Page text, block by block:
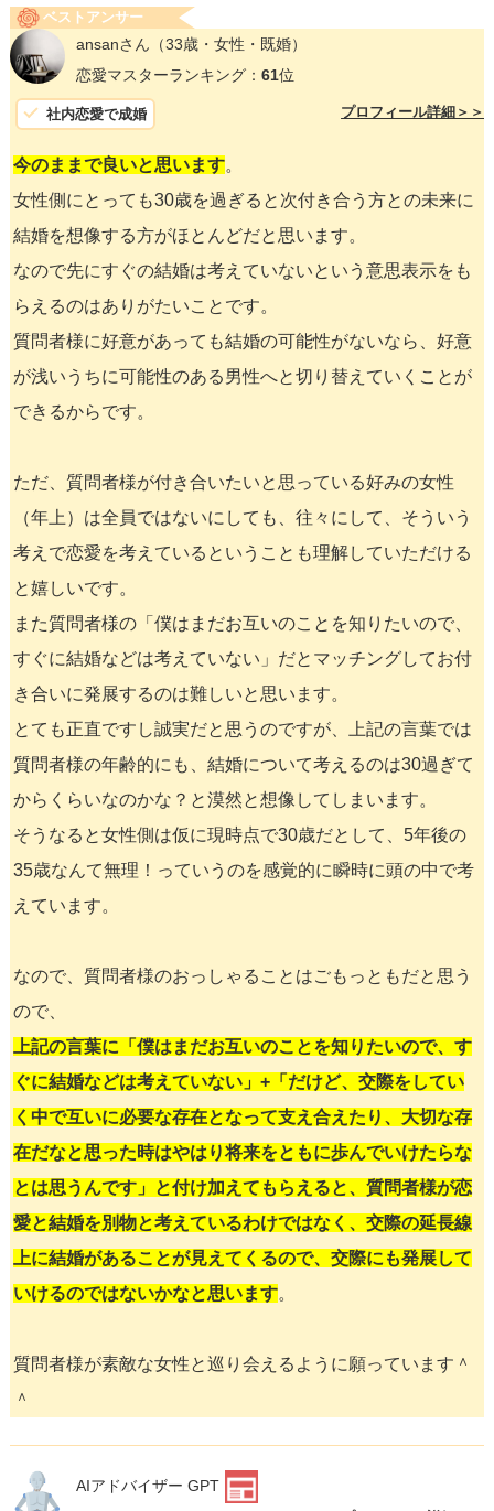
ベストアンサー
ansanさん （33歳・女性・既婚）
恋愛マスターランキング： 61位
社内恋愛で成婚 プロフィール詳細＞＞
今のままで良いと思います。
女性側にとっても30歳を過ぎると次付き合う方との未来に
結婚を想像する方がほとんどだと思います。
なので先にすぐの結婚は考えていないという意思表示をも
らえるのはありがたいことです。
質問者様に好意があっても結婚の可能性がないなら、好意
が浅いうちに可能性のある男性へと切り替えていくことが
できるからです。
ただ、質問者様が付き合いたいと思っている好みの女性
（年上）は全員ではないにしても、往々にして、そういう
考えで恋愛を考えているということも理解していただける
と嬉しいです。
また質問者様の「僕はまだお互いのことを知りたいので、
すぐに結婚などは考えていない」だとマッチングしてお付
き合いに発展するのは難しいと思います。
とても正直ですし誠実だと思うのですが、上記の言葉では
質問者様の年齢的にも、結婚について考えるのは30過ぎて
からくらいなのかな？と漠然と想像してしまいます。
そうなると女性側は仮に現時点で30歳だとして、5年後の
35歳なんて無理！っていうのを感覚的に瞬時に頭の中で考
えています。
なので、質問者様のおっしゃることはごもっともだと思う
ので、
上記の言葉に「僕はまだお互いのことを知りたいので、す
ぐに結婚などは考えていない」+「だけど、交際をしてい
く中で互いに必要な存在となって支え合えたり、大切な存
在だなと思った時はやはり将来をともに歩んでいけたらな
とは思うんです」と付け加えてもらえると、質問者様が恋
愛と結婚を別物と考えているわけではなく、交際の延長線
上に結婚があることが見えてくるので、交際にも発展して
いけるのではないかなと思います。
質問者様が素敵な女性と巡り会えるように願っています＾
＾
AIアドバイザー GPT